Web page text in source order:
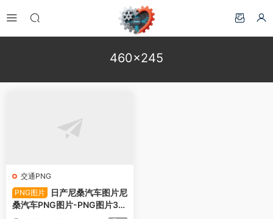
460×245
交通PNG
PNG图片
日产尼桑汽车图片尼
桑汽车PNG图片-PNG图片34
812下载